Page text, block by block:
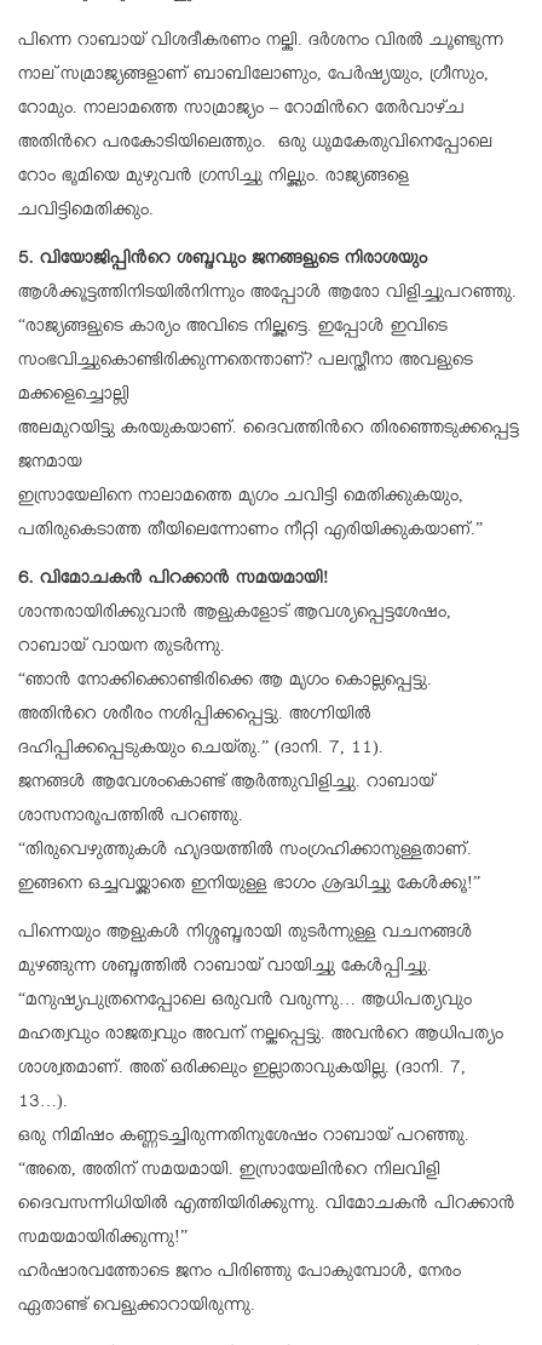
പിന്നെ റാബായ് വിശദീകരണം നല്കി. ദര്‍ശനം വിരല്‍ ചൂണ്ടുന്ന
നാല് സമ്രാജ്യങ്ങളാണ് ബാബിലോണും, പേര്‍ഷ്യയും, ഗ്രീസും,
റോമും. നാലാമത്തെ സാമ്രാജ്യം – റോമിന്‍റെ തേര്‍വാഴ്ച
അതിന്‍റെ പരകോടിയിലെത്തും. ഒരു ധൂമകേതുവിനെപ്പോലെ
റോം ഭൂമിയെ മുഴുവന്‍ ഗ്രസിച്ചു നില്ക്കും. രാജ്യങ്ങളെ
ചവിട്ടിമെതിക്കും.
5. വിയോജിപ്പിന്‍റെ ശബ്ദവും ജനങ്ങളുടെ നിരാശയും
ആള്‍ക്കൂട്ടത്തിനിടയില്‍നിന്നും അപ്പോള്‍ ആരോ വിളിച്ചുപറഞ്ഞു.
“രാജ്യങ്ങളുടെ കാര്യം അവിടെ നില്ക്കട്ടെ. ഇപ്പോള്‍ ഇവിടെ
സംഭവിച്ചുകൊണ്ടിരിക്കുന്നതെന്താണ്? പലസ്തീനാ അവളുടെ
മക്കളെച്ചൊല്ലി
അലമുറയിട്ടു കരയുകയാണ്. ദൈവത്തിന്‍റെ തിരഞ്ഞെടുക്കപ്പെട്ട
ജനമായ
ഇസ്രായേലിനെ നാലാമത്തെ മൃഗം ചവിട്ടി മെതിക്കുകയും,
പതിരുകെടാത്ത തീയിലെന്നോണം നീറ്റി എരിയിക്കുകയാണ്.”
6. വിമോചകന്‍ പിറക്കാന്‍ സമയമായി!
ശാന്തരായിരിക്കുവാന്‍ ആളുകളോട് ആവശ്യപ്പെട്ടശേഷം,
റാബായ് വായന തുടര്‍ന്നു.
“ഞാന്‍ നോക്കിക്കൊണ്ടിരിക്കെ ആ മൃഗം കൊല്ലപ്പെട്ടു.
അതിന്‍റെ ശരീരം നശിപ്പിക്കപ്പെട്ടു. അഗ്നിയില്‍
ദഹിപ്പിക്കപ്പെടുകയും ചെയ്തു.” (ദാനി. 7, 11).
ജനങ്ങള്‍ ആവേശംകൊണ്ട് ആര്‍ത്തുവിളിച്ചു. റാബായ്
ശാസനാരൂപത്തില്‍ പറഞ്ഞു.
“തിരുവെഴുത്തുകള്‍ ഹൃദയത്തില്‍ സംഗ്രഹിക്കാനുള്ളതാണ്.
ഇങ്ങനെ ഒച്ചവയ്ക്കാതെ ഇനിയുള്ള ഭാഗം ശ്രദ്ധിച്ചു കേള്‍ക്കൂ!”
പിന്നെയും ആളുകള്‍ നിശ്ശബ്ദരായി തുടര്‍ന്നുള്ള വചനങ്ങള്‍
മുഴങ്ങുന്ന ശബ്ദത്തില്‍ റാബായ് വായിച്ചു കേള്‍പ്പിച്ചു.
“മനുഷ്യപുത്രനെപ്പോലെ ഒരുവന്‍ വരുന്നു… ആധിപത്യവും
മഹത്വവും രാജത്വവും അവന് നല്കപ്പെട്ടു. അവന്‍റെ ആധിപത്യം
ശാശ്വതമാണ്. അത് ഒരിക്കലും ഇല്ലാതാവുകയില്ല. (ദാനി. 7,
13…).
ഒരു നിമിഷം കണ്ണടച്ചിരുന്നതിനുശേഷം റാബായ് പറഞ്ഞു.
“അതെ, അതിന് സമയമായി. ഇസ്രായേലിന്‍റെ നിലവിളി
ദൈവസന്നിധിയില്‍ എത്തിയിരിക്കുന്നു. വിമോചകന്‍ പിറക്കാന്‍
സമയമായിരിക്കുന്നു!”
ഹര്‍ഷാരവത്തോടെ ജനം പിരിഞ്ഞു പോകുമ്പോള്‍, നേരം
ഏതാണ്ട് വെളുക്കാറായിരുന്നു.